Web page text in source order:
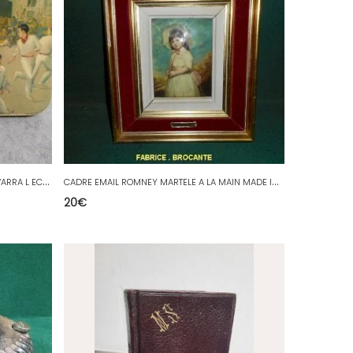
A
NCIENNE BOITE EN TOLE LA FLOR DE NAVARRA L ECHEVERRI C
ADRE EMAIL ROMNEY MARTELE A LA MAIN MADE IN FRANCE
20€